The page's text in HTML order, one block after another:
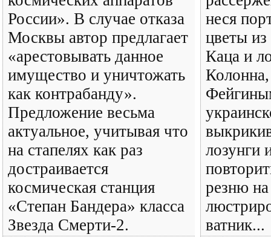
России». В случае отказа
Москвы автор предлагает
«арестовывать данное
имущество и уничтожать
как контрабанду».
Предложение весьма
актуальное, учитывая что
на стапелях как раз
достраивается
космическая станция
«Степан Бандера» класса
Звезда Смерти-2.
неся
цветы
Каца и
лозунги
резню
ватник...